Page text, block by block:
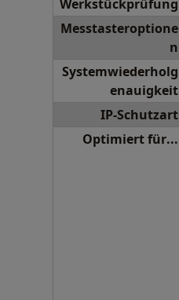
Werkstückprüfung
Messtasteroptione
n
Systemwiederholg
enauigkeit
IP-Schutzart
Optimiert für...